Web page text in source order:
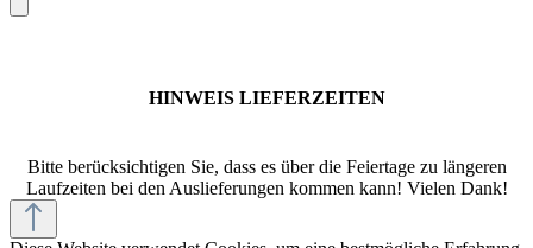
HINWEIS LIEFERZEITEN
Bitte berücksichtigen Sie, dass es über die Feiertage zu längeren
Laufzeiten bei den Auslieferungen kommen kann! Vielen Dank!